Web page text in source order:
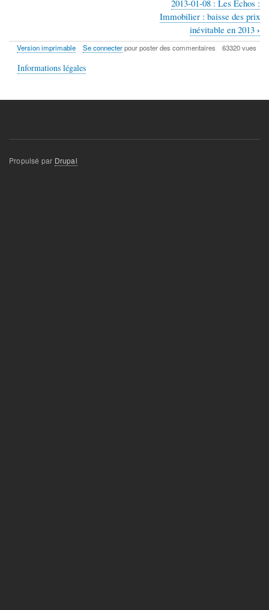
de
livre
Presse
médias
2013-01-08 : Les Échos :
Immobilier : baisse des prix
inévitable en 2013 ›
Version imprimable Se connecterpour poster des commentaires 63320 vues
Informations légales
Propulsé par Drupal